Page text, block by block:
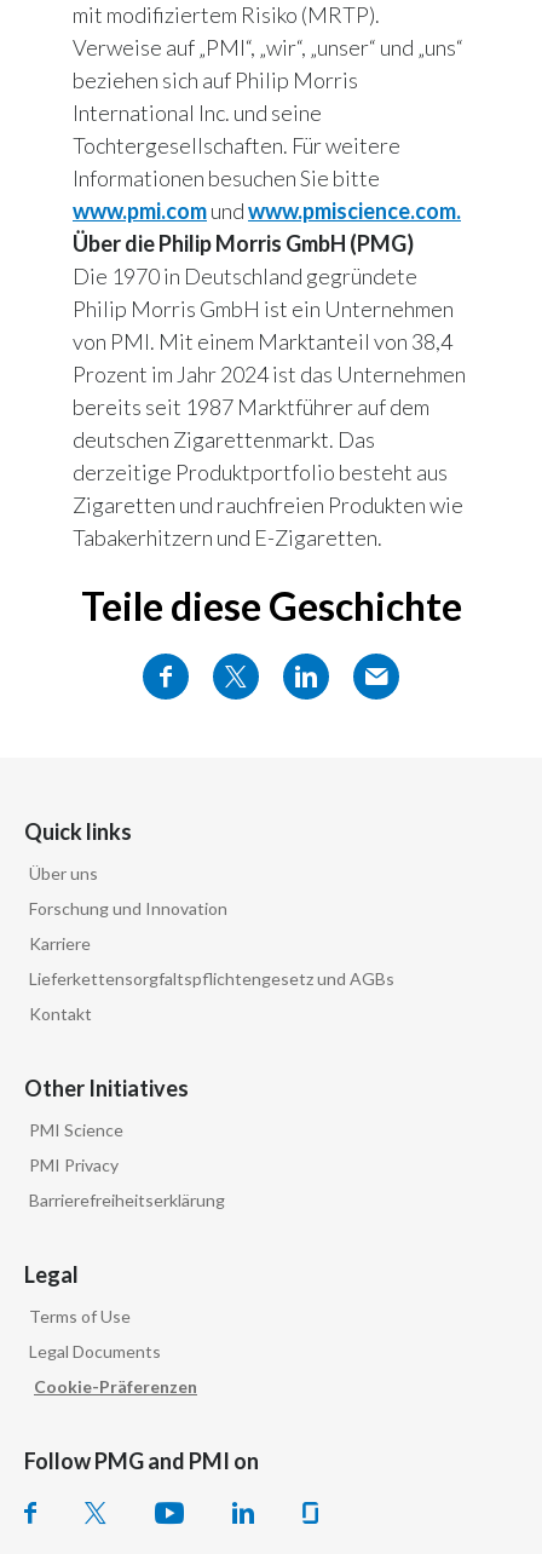
mit modifiziertem Risiko (MRTP).
Verweise auf „PMI“, „wir“, „unser“ und „uns“
beziehen sich auf Philip Morris
International Inc. und seine
Tochtergesellschaften. Für weitere
Informationen besuchen Sie bitte
www.pmi.comundwww.pmiscience.com.
Über die Philip Morris GmbH (PMG)
Die 1970 in Deutschland gegründete
Philip Morris GmbH ist ein Unternehmen
von PMI. Mit einem Marktanteil von 38,4
Prozent im Jahr 2024 ist das Unternehmen
bereits seit 1987 Marktführer auf dem
deutschen Zigarettenmarkt. Das
derzeitige Produktportfolio besteht aus
Zigaretten und rauchfreien Produkten wie
Tabakerhitzern und E-Zigaretten.
Teile diese Geschichte
Quick links
Über uns
Forschung und Innovation
Karriere
Lieferkettensorgfaltspflichtengesetz und AGBs
Kontakt
Other Initiatives
PMI Science
PMI Privacy
Barrierefreiheitserklärung
Legal
Terms of Use
Legal Documents
Cookie-Präferenzen
Follow PMG and PMI on